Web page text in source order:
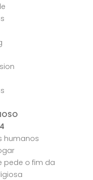
humanos
pede o fim da